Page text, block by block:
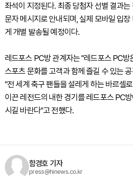
좌석이 지정된다. 최종 당첨자 선별 결과
문자 메시지로 안내되며, 실제 모바일 입
게 개별 발송될 예정이다.
레드포스 PC방 관계자는 "레드포스 PC
스포츠 문화를 고객과 함께 즐길 수 있는
"전 세계 축구 팬들을 설레게 하는 바르셀
이끈 레전드의 내한 경기를 레드포스 PC
시길 바란다"고 전했다.
함경호 기자
press@hinews.co.kr